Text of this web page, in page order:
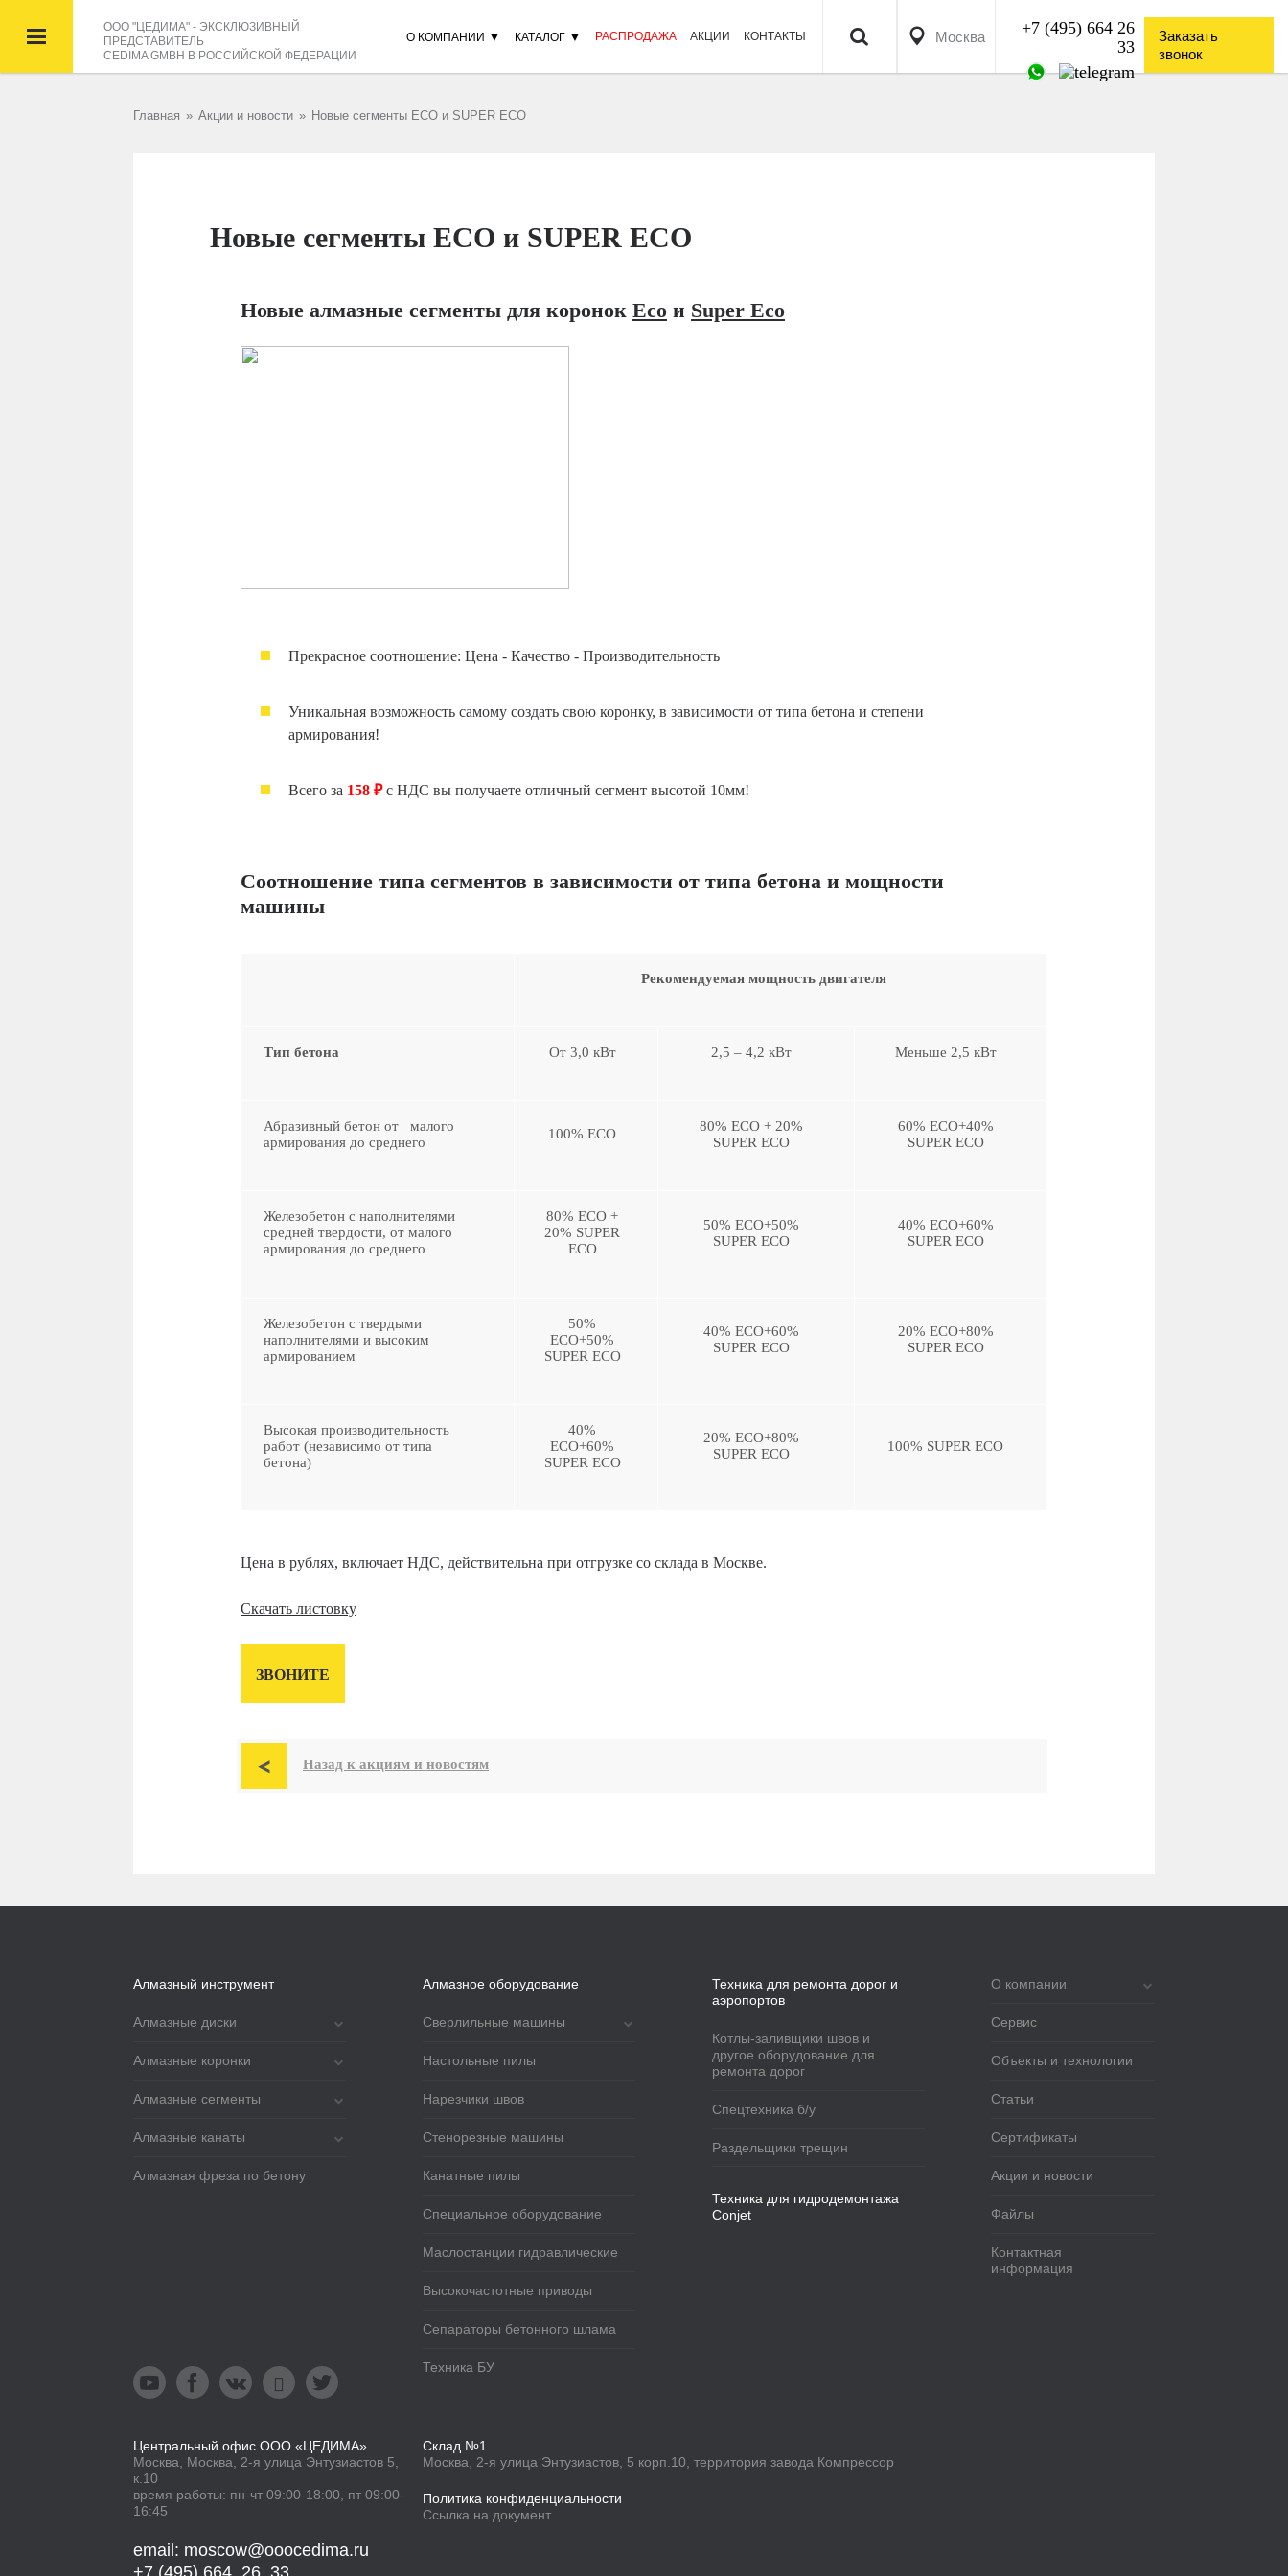

ООО "ЦЕДИМА" - ЭКСКЛЮЗИВНЫЙ
ПРЕДСТАВИТЕЛЬ
CEDIMA GMBH В РОССИЙСКОЙ ФЕДЕРАЦИИ
О КОМПАНИИ ▼ КАТАЛОГ ▼ РАСПРОДАЖА АКЦИИ КОНТАКТЫ
Заказать
звонок
+7 (495) 664 26
33
 Москва

Главная » Акции и новости » Новые сегменты ECO и SUPER ECO
Новые сегменты ECO и SUPER ECO
Новые алмазные сегменты для коронок Eco и Super Eco
Прекрасное соотношение: Цена - Качество - Производительность
Уникальная возможность самому создать свою коронку, в зависимости от типа бетона и степени
армирования!
Всего за 158 ₽с НДС вы получаете отличный сегмент высотой 10мм!
Соотношение типа сегментов в зависимости от типа бетона и мощности
машины
Рекомендуемая мощность двигателя
Тип бетона От 3,0 кВт 2,5 – 4,2 кВт Меньше 2,5 кВт
Абразивный бетон от малого
армирования до среднего
100% ЕСО
80% ЕСО + 20%
SUPER ECO
60% ЕСО+40%
SUPER ECO
Железобетон с наполнителями
средней твердости, от малого
армирования до среднего
80% ЕСО +
20% SUPER
ECO
50% ЕСО+50%
SUPER ECO
40% ЕСО+60%
SUPER ECO
Железобетон с твердыми
наполнителями и высоким
армированием
50%
ЕСО+50%
SUPER ECO
40% ЕСО+60%
SUPER ECO
20% ЕСО+80%
SUPER ECO
Высокая производительность
работ (независимо от типа
бетона)
40%
ЕСО+60%
SUPER ECO
20% ЕСО+80%
SUPER ECO
100% SUPER ECO
Цена в рублях, включает НДС, действительна при отгрузке со склада в Москве.
Скачать листовку
ЗВОНИТЕ
 Назад к акциям и новостям
Алмазный инструмент
Алмазные диски
Алмазные коронки
Алмазные сегменты
Алмазные канаты
Алмазная фреза по бетону
Алмазное оборудование
Сверлильные машины
Настольные пилы
Нарезчики швов
Стенорезные машины
Канатные пилы
Специальное оборудование
Маслостанции гидравлические
Высокочастотные приводы
Сепараторы бетонного шлама
Техника БУ
Техника для ремонта дорог и
аэропортов
Котлы-заливщики швов и
другое оборудование для
ремонта дорог
Спецтехника б/у
Раздельщики трещин
Техника для гидродемонтажа
Conjet
О компании
Сервис
Объекты и технологии
Статьи
Сертификаты
Акции и новости
Файлы
Контактная
информация
    
Центральный офис ООО «ЦЕДИМА»
Москва, Москва, 2-я улица Энтузиастов 5,
к.10
время работы: пн-чт 09:00-18:00, пт 09:00-
16:45
email: moscow@ooocedima.ru
+7 (495) 664 26 33
Склад №1
Москва, 2-я улица Энтузиастов, 5 корп.10, территория завода Компрессор
Политика конфиденциальности
Ссылка на документ